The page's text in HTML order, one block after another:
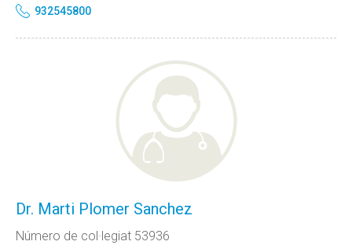
932545800
Dr. Marti Plomer Sanchez
Número de col·legiat 53936